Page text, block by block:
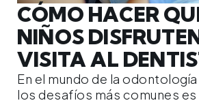
CÓMO HACER
NIÑOS
VISITA AL
En el mundo de la
los desafíos más comunes